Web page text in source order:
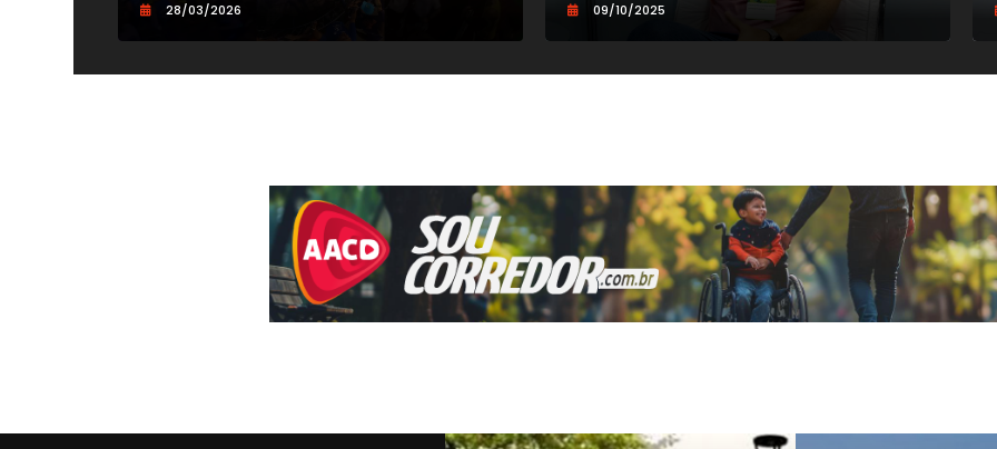
28/03/2026 09/10/2025